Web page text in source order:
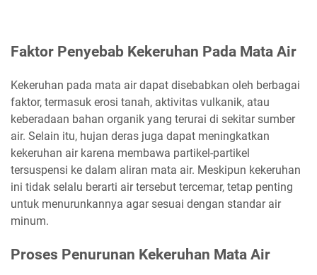
Faktor Penyebab Kekeruhan Pada Mata Air
Kekeruhan pada mata air dapat disebabkan oleh berbagai
faktor, termasuk erosi tanah, aktivitas vulkanik, atau
keberadaan bahan organik yang terurai di sekitar sumber
air. Selain itu, hujan deras juga dapat meningkatkan
kekeruhan air karena membawa partikel-partikel
tersuspensi ke dalam aliran mata air. Meskipun kekeruhan
ini tidak selalu berarti air tersebut tercemar, tetap penting
untuk menurunkannya agar sesuai dengan standar air
minum.
Proses Penurunan Kekeruhan Mata Air